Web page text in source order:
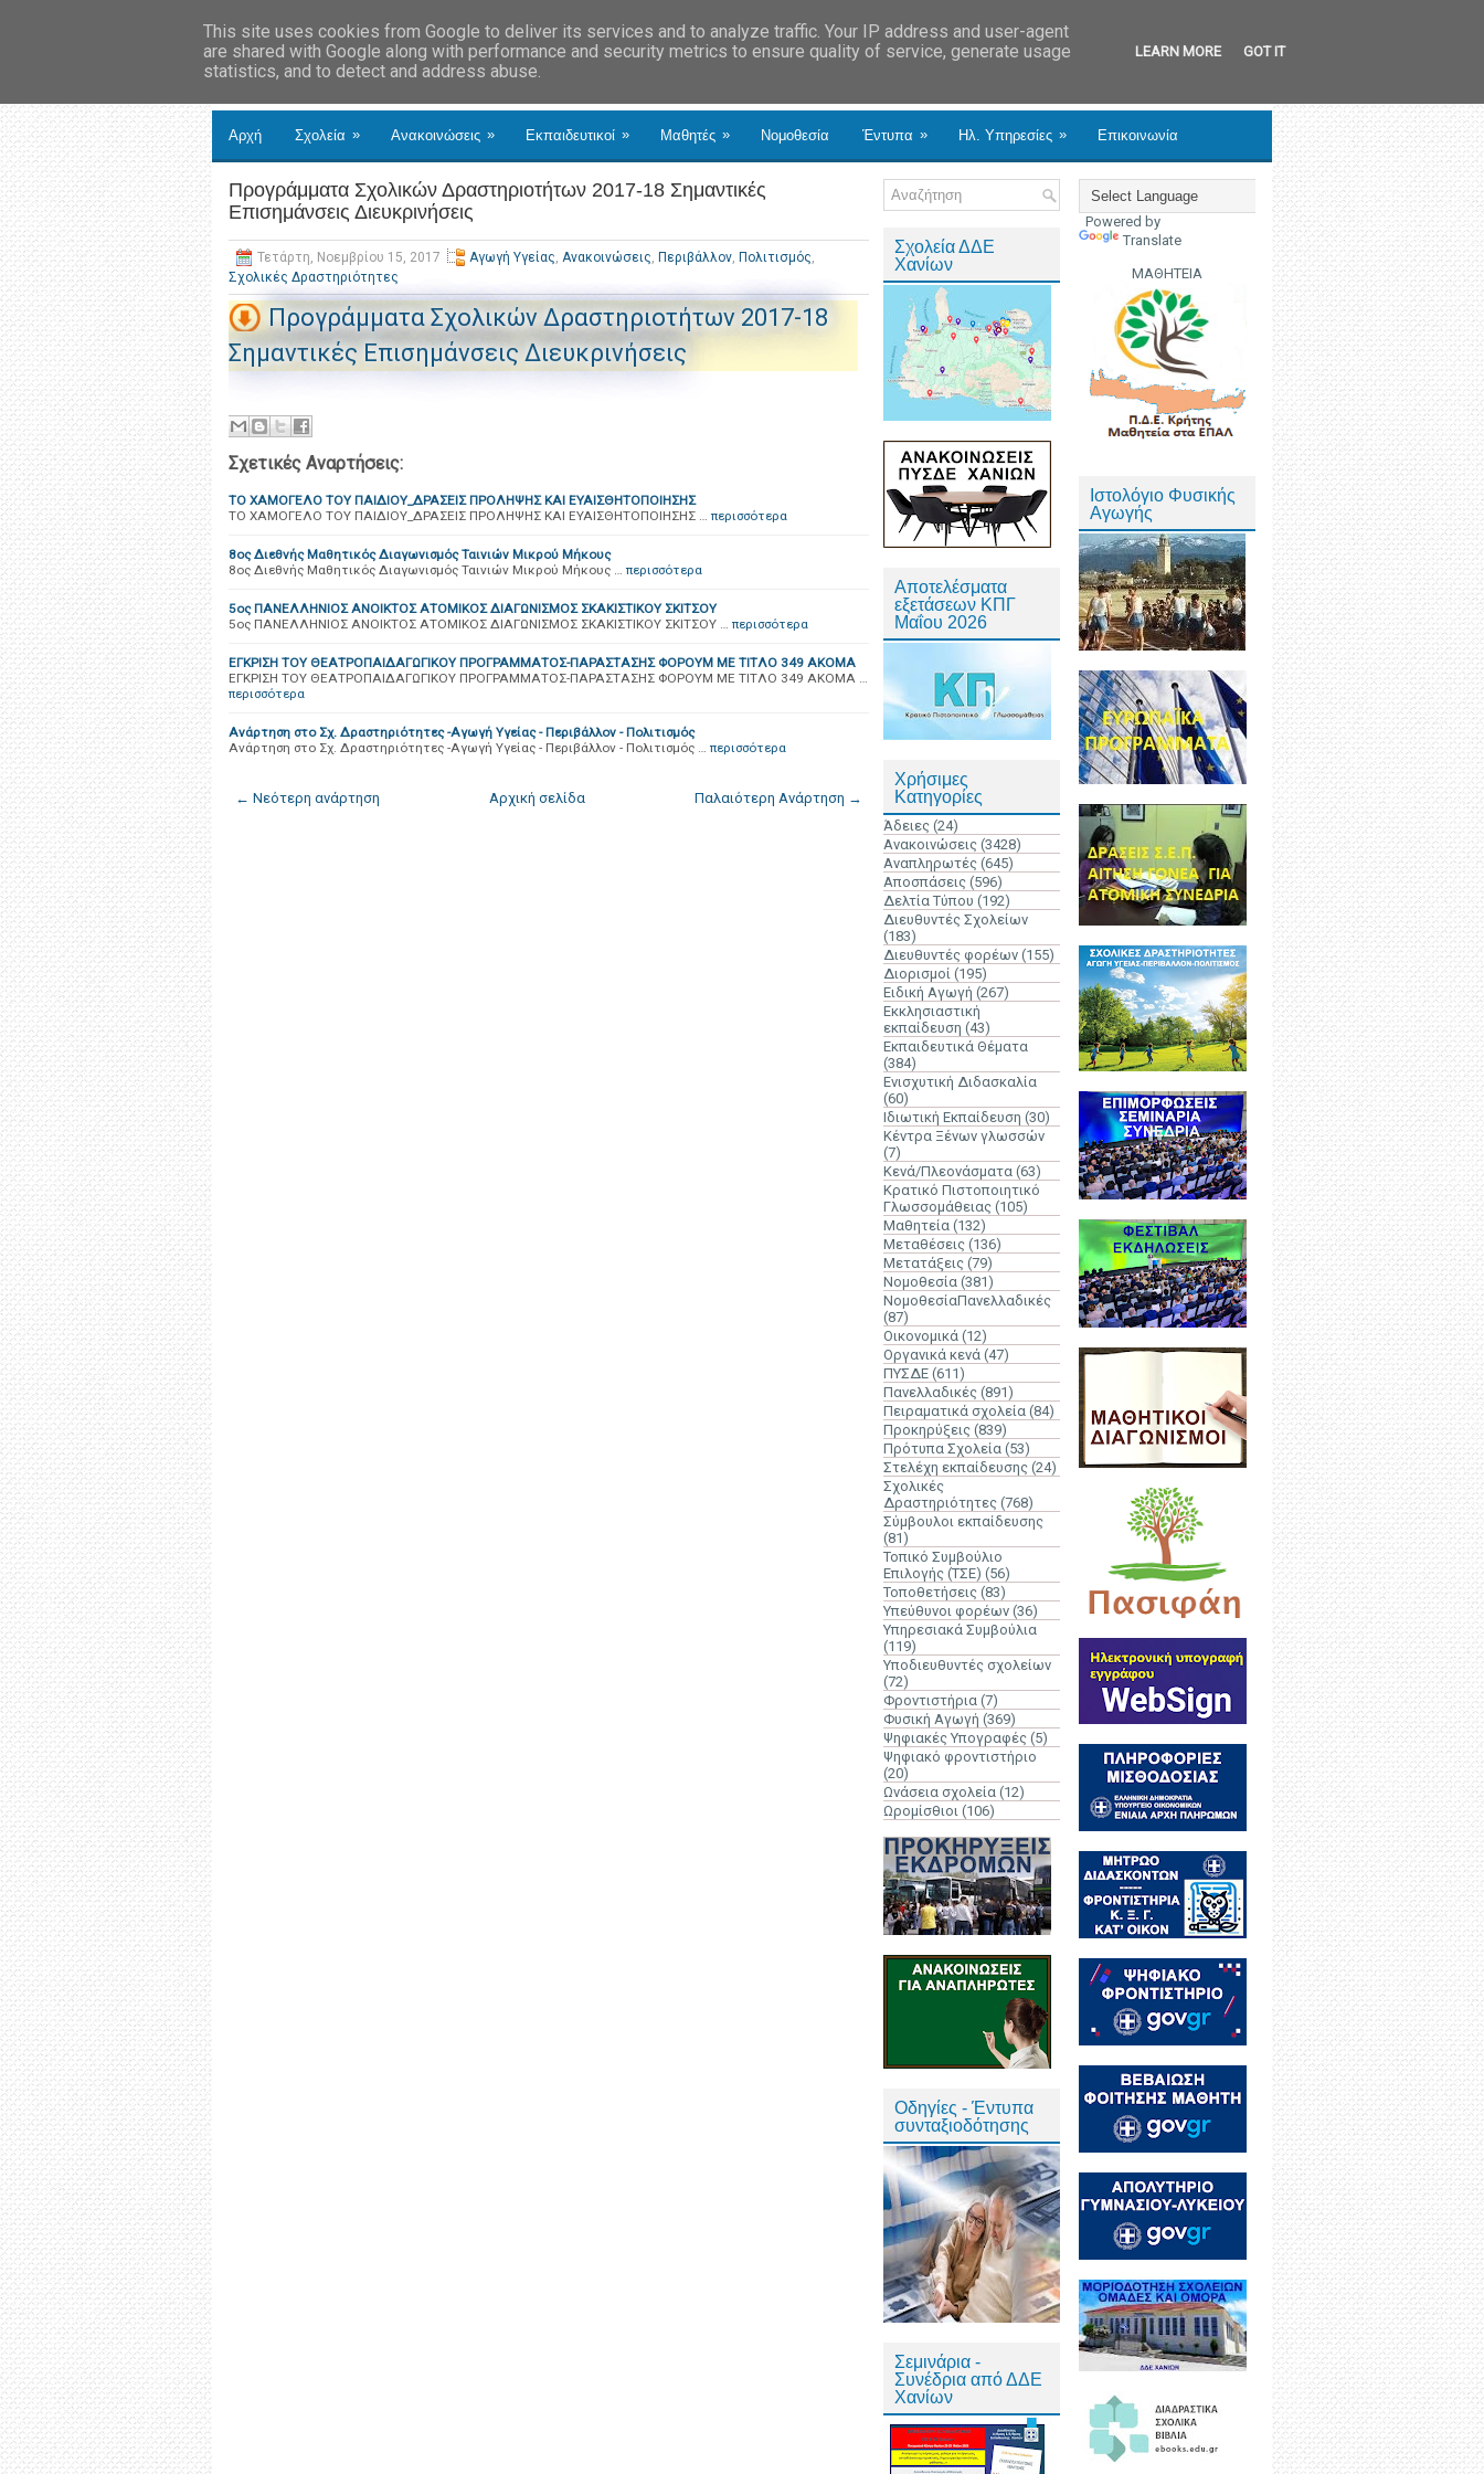
Αρχή Σχολεία » Ανακοινώσεις » Εκπαιδευτικοί » Μαθητές » Νομοθεσία Έντυπα » Ηλ. Υπηρεσίες » Επικοινωνία
Προγράμματα Σχολικών Δραστηριοτήτων 2017-18 Σημαντικές
Επισημάνσεις Διευκρινήσεις
Τετάρτη, Νοεμβρίου 15, 2017 Αγωγή Υγείας, Ανακοινώσεις, Περιβάλλον, Πολιτισμός,
Σχολικές Δραστηριότητες
Προγράμματα Σχολικών Δραστηριοτήτων 2017-18
Σημαντικές Επισημάνσεις Διευκρινήσεις
Σχετικές Αναρτήσεις:
ΤΟ ΧΑΜΟΓΕΛΟ ΤΟΥ ΠΑΙΔΙΟΥ_ΔΡΑΣΕΙΣ ΠΡΟΛΗΨΗΣ ΚΑΙ ΕΥΑΙΣΘΗΤΟΠΟΙΗΣΗΣ
ΤΟ ΧΑΜΟΓΕΛΟ ΤΟΥ ΠΑΙΔΙΟΥ_ΔΡΑΣΕΙΣ ΠΡΟΛΗΨΗΣ ΚΑΙ ΕΥΑΙΣΘΗΤΟΠΟΙΗΣΗΣ … περισσότερα
8ος Διεθνής Μαθητικός Διαγωνισμός Ταινιών Μικρού Μήκους
8ος Διεθνής Μαθητικός Διαγωνισμός Ταινιών Μικρού Μήκους … περισσότερα
5ος ΠΑΝΕΛΛΗΝΙΟΣ ΑΝΟΙΚΤΟΣ ΑΤΟΜΙΚΟΣ ΔΙΑΓΩΝΙΣΜΟΣ ΣΚΑΚΙΣΤΙΚΟΥ ΣΚΙΤΣΟΥ
5ος ΠΑΝΕΛΛΗΝΙΟΣ ΑΝΟΙΚΤΟΣ ΑΤΟΜΙΚΟΣ ΔΙΑΓΩΝΙΣΜΟΣ ΣΚΑΚΙΣΤΙΚΟΥ ΣΚΙΤΣΟΥ … περισσότερα
ΕΓΚΡΙΣΗ ΤΟΥ ΘΕΑΤΡΟΠΑΙΔΑΓΩΓΙΚΟΥ ΠΡΟΓΡΑΜΜΑΤΟΣ-ΠΑΡΑΣΤΑΣΗΣ ΦΟΡΟΥΜ ΜΕ ΤΙΤΛΟ 349 ΑΚΟΜΑ
ΕΓΚΡΙΣΗ ΤΟΥ ΘΕΑΤΡΟΠΑΙΔΑΓΩΓΙΚΟΥ ΠΡΟΓΡΑΜΜΑΤΟΣ-ΠΑΡΑΣΤΑΣΗΣ ΦΟΡΟΥΜ ΜΕ ΤΙΤΛΟ 349 ΑΚΟΜΑ …
περισσότερα
Ανάρτηση στο Σχ. Δραστηριότητες -Αγωγή Υγείας - Περιβάλλον - Πολιτισμός
Ανάρτηση στο Σχ. Δραστηριότητες -Αγωγή Υγείας - Περιβάλλον - Πολιτισμός … περισσότερα
← Νεότερη ανάρτηση Παλαιότερη Ανάρτηση →
Αρχική σελίδα
Σχολεία ΔΔΕ
Χανίων
Αποτελέσματα
εξετάσεων ΚΠΓ
Μαΐου 2026
Χρήσιμες
Κατηγορίες
Άδειες (24)
Ανακοινώσεις (3428)
Αναπληρωτές (645)
Αποσπάσεις (596)
Δελτία Τύπου (192)
Διευθυντές Σχολείων
(183)
Διευθυντές φορέων (155)
Διορισμοί (195)
Ειδική Αγωγή (267)
Εκκλησιαστική
εκπαίδευση (43)
Εκπαιδευτικά Θέματα
(384)
Ενισχυτική Διδασκαλία
(60)
Ιδιωτική Εκπαίδευση (30)
Κέντρα Ξένων γλωσσών
(7)
Κενά/Πλεονάσματα (63)
Κρατικό Πιστοποιητικό
Γλωσσομάθειας (105)
Μαθητεία (132)
Μεταθέσεις (136)
Μετατάξεις (79)
Νομοθεσία (381)
ΝομοθεσίαΠανελλαδικές
(87)
Οικονομικά (12)
Οργανικά κενά (47)
ΠΥΣΔΕ (611)
Πανελλαδικές (891)
Πειραματικά σχολεία (84)
Προκηρύξεις (839)
Πρότυπα Σχολεία (53)
Στελέχη εκπαίδευσης (24)
Σχολικές
Δραστηριότητες (768)
Σύμβουλοι εκπαίδευσης
(81)
Τοπικό Συμβούλιο
Επιλογής (ΤΣΕ) (56)
Τοποθετήσεις (83)
Υπεύθυνοι φορέων (36)
Υπηρεσιακά Συμβούλια
(119)
Υποδιευθυντές σχολείων
(72)
Φροντιστήρια (7)
Φυσική Αγωγή (369)
Ψηφιακές Υπογραφές (5)
Ψηφιακό φροντιστήριο
(20)
Ωνάσεια σχολεία (12)
Ωρομίσθιοι (106)
Οδηγίες - Έντυπα
συνταξιοδότησης
Σεμινάρια -
Συνέδρια από ΔΔΕ
Χανίων
Powered by
Translate
ΜΑΘΗΤΕΙΑ
Ιστολόγιο Φυσικής
Αγωγής
This site uses cookies from Google to deliver its services and to analyze traffic. Your IP address and user-agent
are shared with Google along with performance and security metrics to ensure quality of service, generate usage
statistics, and to detect and address abuse.
LEARN MORE GOT IT